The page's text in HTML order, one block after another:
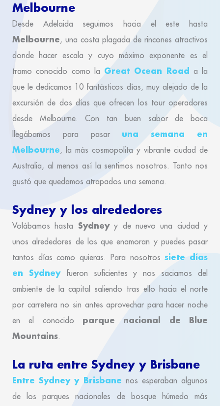
Melbourne
Desde Adelaida seguimos hacia el este hasta
Melbourne, una costa plagada de rincones atractivos
donde hacer escala y cuyo máximo exponente es el
tramo conocido como la Great Ocean Road a la
que le dedicamos 10 fantásticos días, muy alejado de la
excursión de dos días que ofrecen los tour operadores
desde Melbourne. Con tan buen sabor de boca
llegábamos para pasar una semana en
Melbourne, la más cosmopolita y vibrante ciudad de
Australia, al menos así la sentimos nosotros. Tanto nos
gustó que quedamos atrapados una semana.
Sydney y los alrededores
Volábamos hasta Sydneyy de nuevo una ciudad y
unos alrededores de los que enamoran y puedes pasar
tantos días como quieras. Para nosotrossiete días
en Sydneyfueron suficientes y nos saciamos del
ambiente de la capital saliendo tras ello hacia el norte
por carretera no sin antes aprovechar para hacer noche
en el conocido parque nacional de Blue
Mountains.
La ruta entre Sydney y Brisbane
Entre Sydney y Brisbane nos esperaban algunos
de los parques nacionales de bosque húmedo más